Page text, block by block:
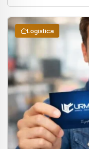
Logistica